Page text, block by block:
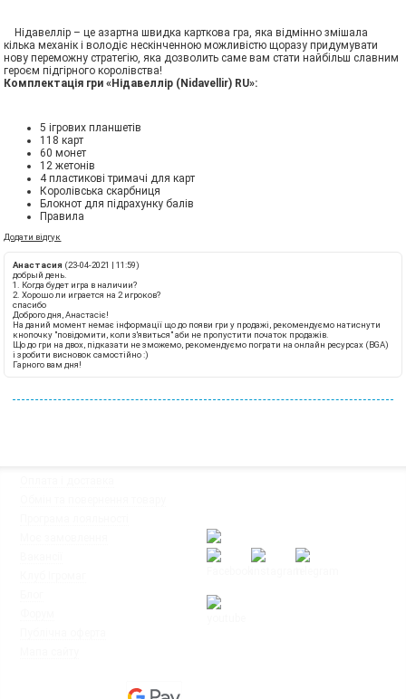
Нідавеллір – це азартна швидка карткова гра, яка відмінно змішала
кілька механік і володіє нескінченною можливістю щоразу придумувати
нову переможну стратегію, яка дозволить саме вам стати найбільш славним
героєм підгірного королівства!
Комплектація гри «Нідавеллір (Nidavellir) RU»:
5 ігрових планшетів
118 карт
60 монет
12 жетонів
4 пластикові тримачі для карт
Королівська скарбниця
Блокнот для підрахунку балів
Правила
Додати відгук
Анастасия (23-04-2021 | 11:59)
добрый день.
1. Когда будет игра в наличии?
2. Хорошо ли играется на 2 игроков?
спасибо
Доброго дня, Анастасіє!
На даний момент немає інформації що до появи гри у продажі, рекомендуємо натиснути
кнопочку "повідомити, коли з'явиться" аби не пропустити початок продажів.
Що до гри на двох, підказати не зможемо, рекомендуємо пограти на онлайн ресурсах (BGA)
і зробити висновок самостійно :)
Гарного вам дня!